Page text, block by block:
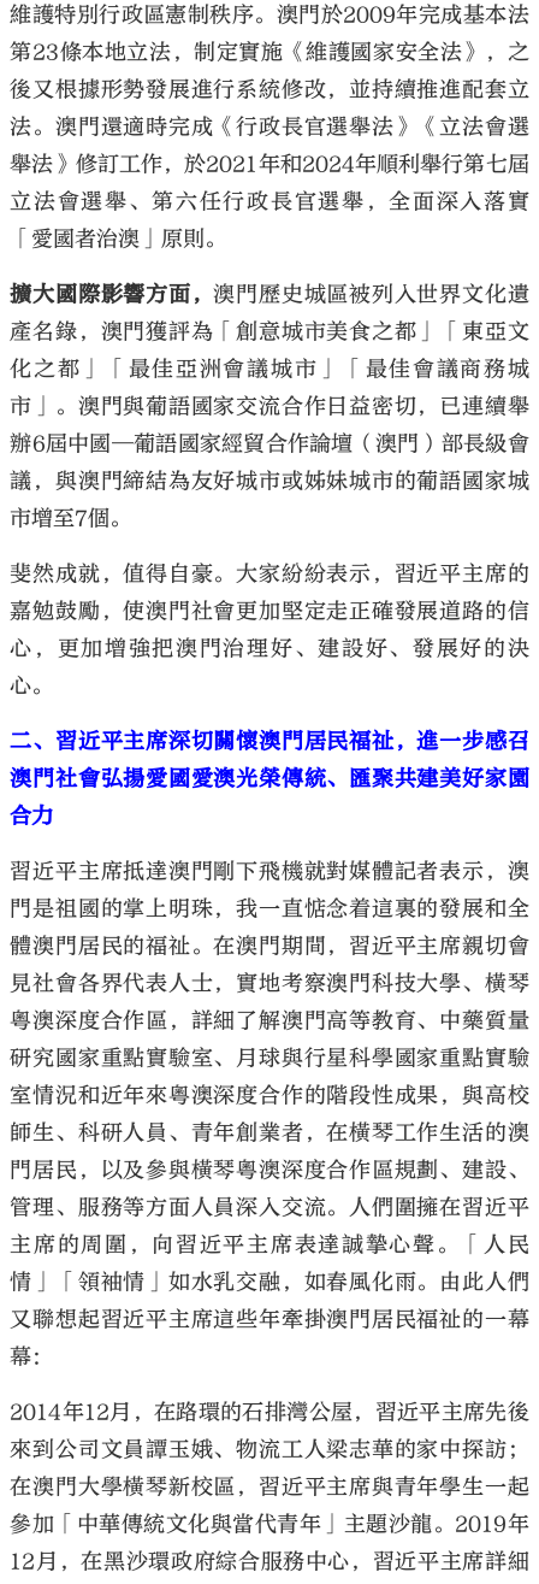
維護特別行政區憲制秩序。澳門於2009年完成基本法
第23條本地立法，制定實施《維護國家安全法》，之
後又根據形勢發展進行系統修改，並持續推進配套立
法。澳門還適時完成《行政長官選舉法》《立法會選
舉法》修訂工作，於2021年和2024年順利舉行第七屆
立法會選舉、第六任行政長官選舉，全面深入落實
「愛國者治澳」原則。
擴大國際影響方面，澳門歷史城區被列入世界文化遺
產名錄，澳門獲評為「創意城市美食之都」「東亞文
化之都」「最佳亞洲會議城市」「最佳會議商務城
市」。澳門與葡語國家交流合作日益密切，已連續舉
辦6屆中國—葡語國家經貿合作論壇（澳門）部長級會
議，與澳門締結為友好城市或姊妹城市的葡語國家城
市增至7個。
斐然成就，值得自豪。大家紛紛表示，習近平主席的
嘉勉鼓勵，使澳門社會更加堅定走正確發展道路的信
心，更加增強把澳門治理好、建設好、發展好的決
心。
二、習近平主席深切關懷澳門居民福祉，進一步感召
澳門社會弘揚愛國愛澳光榮傳統、匯聚共建美好家園
合力
習近平主席抵達澳門剛下飛機就對媒體記者表示，澳
門是祖國的掌上明珠，我一直惦念着這裏的發展和全
體澳門居民的福祉。在澳門期間，習近平主席親切會
見社會各界代表人士，實地考察澳門科技大學、橫琴
粵澳深度合作區，詳細了解澳門高等教育、中藥質量
研究國家重點實驗室、月球與行星科學國家重點實驗
室情況和近年來粵澳深度合作的階段性成果，與高校
師生、科研人員、青年創業者，在橫琴工作生活的澳
門居民，以及參與橫琴粵澳深度合作區規劃、建設、
管理、服務等方面人員深入交流。人們圍擁在習近平
主席的周圍，向習近平主席表達誠摯心聲。「人民
情」「領袖情」如水乳交融，如春風化雨。由此人們
又聯想起習近平主席這些年牽掛澳門居民福祉的一幕
幕：
2014年12月，在路環的石排灣公屋，習近平主席先後
來到公司文員譚玉娥、物流工人梁志華的家中探訪；
在澳門大學橫琴新校區，習近平主席與青年學生一起
參加「中華傳統文化與當代青年」主題沙龍。2019年
12月，在黑沙環政府綜合服務中心，習近平主席詳細